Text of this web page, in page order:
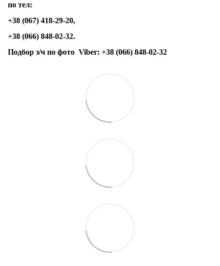
по тел:
+38 (067) 418-29-20,
+38 (066) 848-02-32.
Подбор з/ч по фото Viber: +38 (066) 848-02-32